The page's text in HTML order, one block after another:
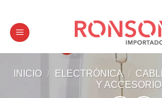
content
INICIO / ELECTRÓNICA /
Y